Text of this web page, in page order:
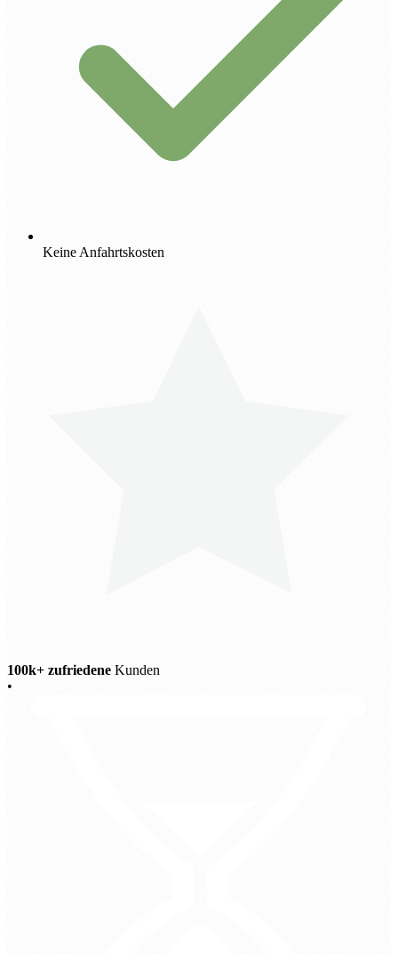
Keine Anfahrtskosten
100k+ zufriedene Kunden
•